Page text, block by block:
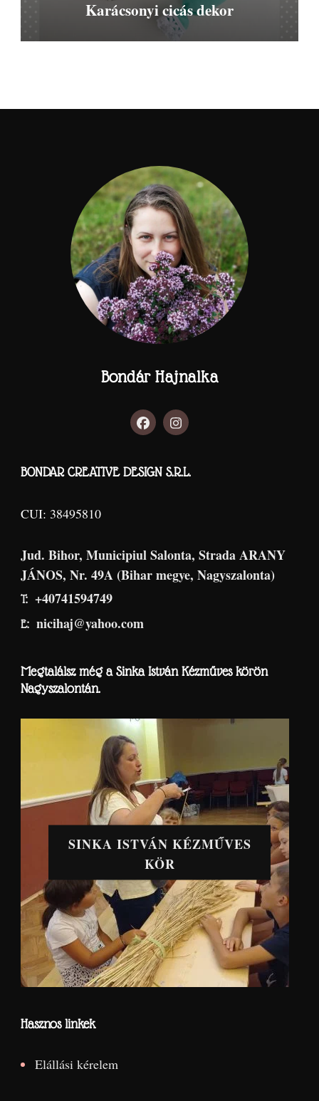
Karácsonyi cicás dekor
Bondár Hajnalka
BONDAR CREATIVE DESIGN S.R.L.
CUI: 38495810
Jud. Bihor, Municipiul Salonta, Strada ARANY
JÁNOS, Nr. 49A (Bihar megye, Nagyszalonta)
T: +40741594749
E: nicihaj@yahoo.com
Megtalálsz még a Sinka István Kézműves körön
Nagyszalontán.
SINKA ISTVÁN KÉZMŰVES
KÖR
Hasznos linkek
Elállási kérelem